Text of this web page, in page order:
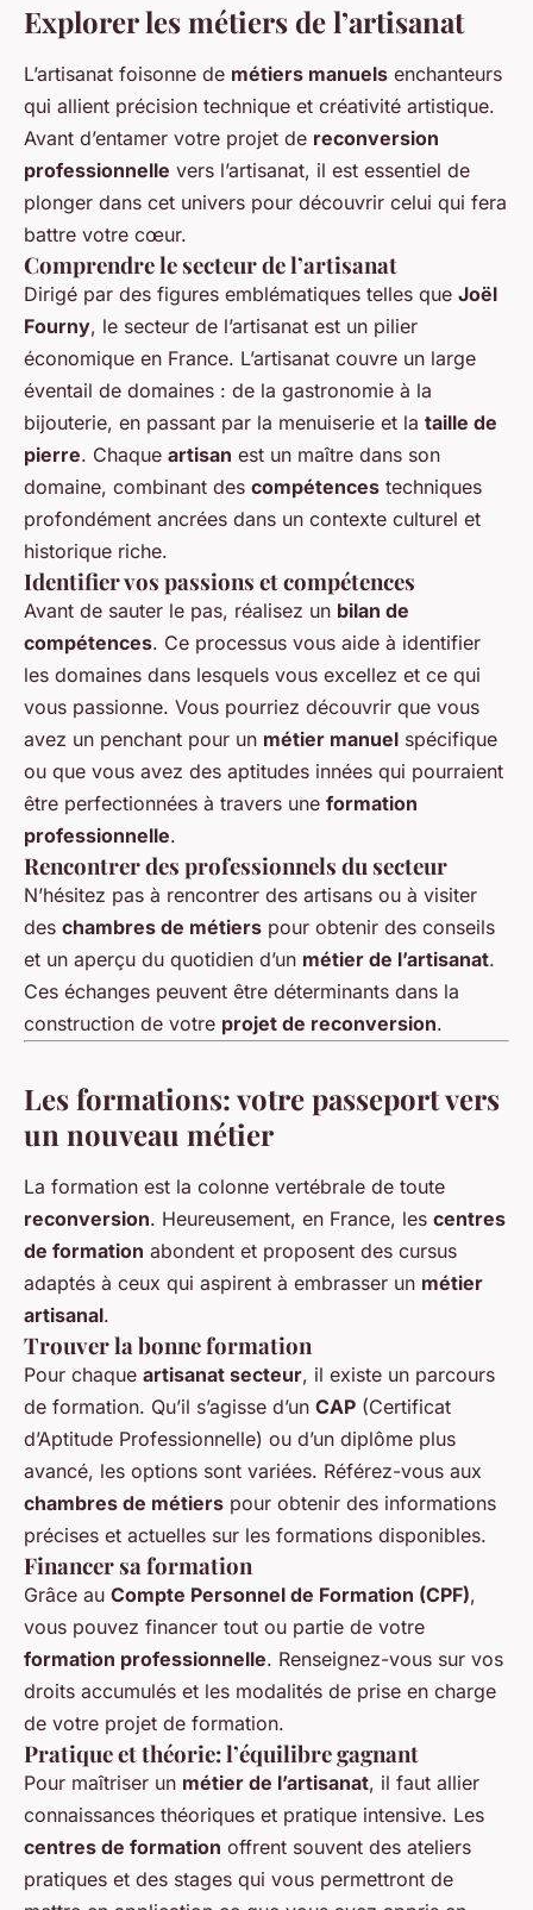
Explorer les métiers de l’artisanat
L’artisanat foisonne de métiers manuels enchanteurs
qui allient précision technique et créativité artistique.
Avant d’entamer votre projet de reconversion
professionnelle vers l’artisanat, il est essentiel de
plonger dans cet univers pour découvrir celui qui fera
battre votre cœur.
Comprendre le secteur de l’artisanat
Dirigé par des figures emblématiques telles que Joël
Fourny, le secteur de l’artisanat est un pilier
économique en France. L’artisanat couvre un large
éventail de domaines : de la gastronomie à la
bijouterie, en passant par la menuiserie et la taille de
pierre. Chaque artisan est un maître dans son
domaine, combinant des compétences techniques
profondément ancrées dans un contexte culturel et
historique riche.
Identifier vos passions et compétences
Avant de sauter le pas, réalisez un bilan de
compétences. Ce processus vous aide à identifier
les domaines dans lesquels vous excellez et ce qui
vous passionne. Vous pourriez découvrir que vous
avez un penchant pour un métier manuel spécifique
ou que vous avez des aptitudes innées qui pourraient
être perfectionnées à travers une formation
professionnelle.
Rencontrer des professionnels du secteur
N’hésitez pas à rencontrer des artisans ou à visiter
des chambres de métiers pour obtenir des conseils
et un aperçu du quotidien d’un métier de l’artisanat.
Ces échanges peuvent être déterminants dans la
construction de votre projet de reconversion.
Les formations: votre passeport vers
un nouveau métier
La formation est la colonne vertébrale de toute
reconversion. Heureusement, en France, les centres
de formation abondent et proposent des cursus
adaptés à ceux qui aspirent à embrasser un métier
artisanal.
Trouver la bonne formation
Pour chaque artisanat secteur, il existe un parcours
de formation. Qu’il s’agisse d’un CAP (Certificat
d’Aptitude Professionnelle) ou d’un diplôme plus
avancé, les options sont variées. Référez-vous aux
chambres de métiers pour obtenir des informations
précises et actuelles sur les formations disponibles.
Financer sa formation
Grâce au Compte Personnel de Formation (CPF),
vous pouvez financer tout ou partie de votre
formation professionnelle. Renseignez-vous sur vos
droits accumulés et les modalités de prise en charge
de votre projet de formation.
Pratique et théorie: l’équilibre gagnant
Pour maîtriser un métier de l’artisanat, il faut allier
connaissances théoriques et pratique intensive. Les
centres de formation offrent souvent des ateliers
pratiques et des stages qui vous permettront de